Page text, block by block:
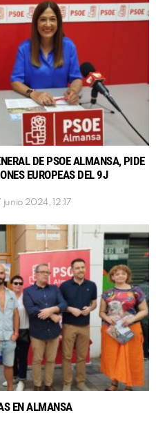
DE PSOE ALMANSA, PIDE
EUROPEAS DEL 9J
junio 2024, 12:17
EN ALMANSA